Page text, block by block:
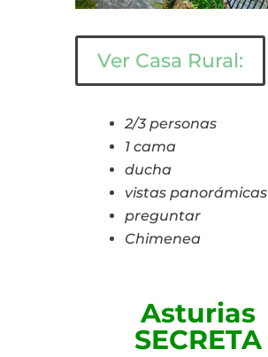
Ver Casa Rural:
2/3 personas
1 cama
ducha
vistas panorámicas
preguntar
Chimenea
Asturias
SECRETA